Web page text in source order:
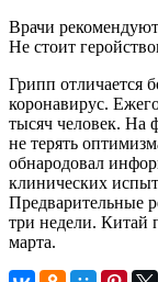
Врачи
Не стоит
Грипп отличается
коронавирус.
тысяч человек. На
не терять
обнародовал
клинических
Предварительные
три недели. Китай
марта.